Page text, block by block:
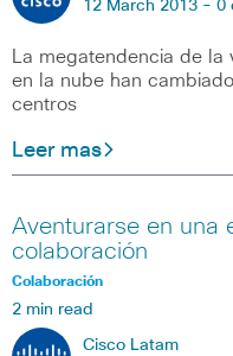
12 March 2013 - 0
La megatendencia de
en la nube han
centros
Leer mas
Aventurarse en una
colaboración
Colaboración
2 min read
Cisco Latam